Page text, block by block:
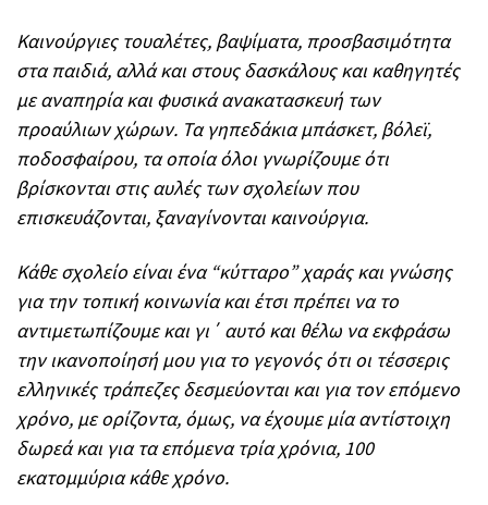
Καινούργιες τουαλέτες, βαψίματα, προσβασιμότητα
στα παιδιά, αλλά και στους δασκάλους και καθηγητές
με αναπηρία και φυσικά ανακατασκευή των
προαύλιων χώρων. Τα γηπεδάκια μπάσκετ, βόλεϊ,
ποδοσφαίρου, τα οποία όλοι γνωρίζουμε ότι
βρίσκονται στις αυλές των σχολείων που
επισκευάζονται, ξαναγίνονται καινούργια.
Κάθε σχολείο είναι ένα “κύτταρο” χαράς και γνώσης
για την τοπική κοινωνία και έτσι πρέπει να το
αντιμετωπίζουμε και γι΄ αυτό και θέλω να εκφράσω
την ικανοποίησή μου για το γεγονός ότι οι τέσσερις
ελληνικές τράπεζες δεσμεύονται και για τον επόμενο
χρόνο, με ορίζοντα, όμως, να έχουμε μία αντίστοιχη
δωρεά και για τα επόμενα τρία χρόνια, 100
εκατομμύρια κάθε χρόνο.